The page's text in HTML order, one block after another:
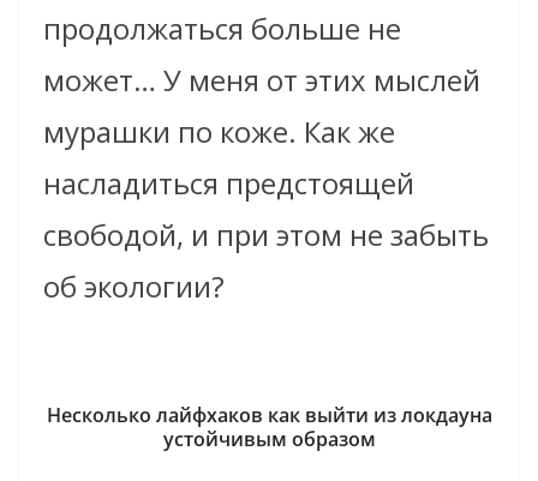
продолжаться больше не
может… У меня от этих мыслей
мурашки по коже. Как же
насладиться предстоящей
свободой, и при этом не забыть
об экологии?
Несколько лайфхаков как выйти из локдауна
устойчивым образом